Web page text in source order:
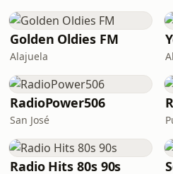
Golden Oldies FM
Alajuela
RadioPower506
San José
Radio Hits 80s 90s